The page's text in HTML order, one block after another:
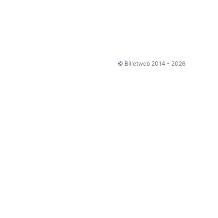
© Billetweb 2014 - 2026